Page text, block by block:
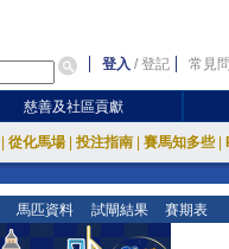
登入 /登記 常見
慈善及社區貢獻
從化馬場 投注指南 賽馬知多些
馬匹資料 試閘結果 賽期表